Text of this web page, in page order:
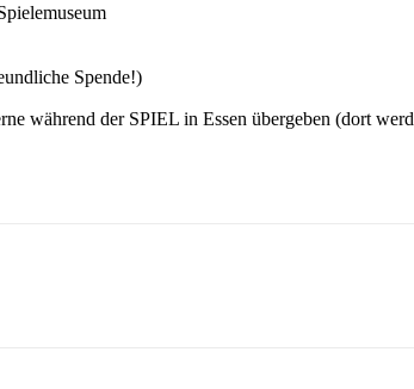
Spende!)
während der SPIEL in Essen übergeben (dort